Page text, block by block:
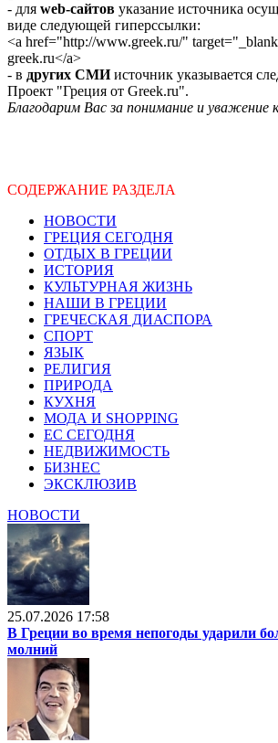
- для web-сайтов указание источника
виде следующей гиперссылки:
<a href="http://www.greek.ru/"
greek.ru</a>
- в других СМИисточник указывается
Проект "Греция от Greek.ru".
Благодарим Вас за понимание и уважение
СОДЕРЖАНИЕ РАЗДЕЛА
НОВОСТИ
ГРЕЦИЯ СЕГОДНЯ
ОТДЫХ В ГРЕЦИИ
ИСТОРИЯ
КУЛЬТУРНАЯ ЖИЗНЬ
НАШИ В ГРЕЦИИ
ГРЕЧЕСКАЯ ДИАСПОРА
СПОРТ
ЯЗЫК
РЕЛИГИЯ
ПРИРОДА
КУХНЯ
МОДА И SHOPPING
ЕС СЕГОДНЯ
НЕДВИЖИМОСТЬ
БИЗНЕС
ЭКСКЛЮЗИВ
НОВОСТИ
25.07.2026 17:58
В Греции во время непогоды ударили
молний